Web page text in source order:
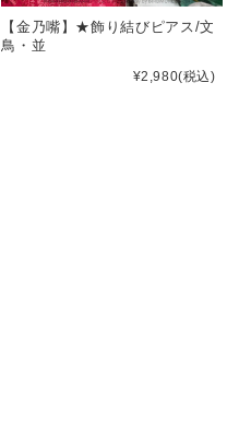
【金乃嘴】★飾り結びピアス/文
鳥・並
¥2,980(税込)